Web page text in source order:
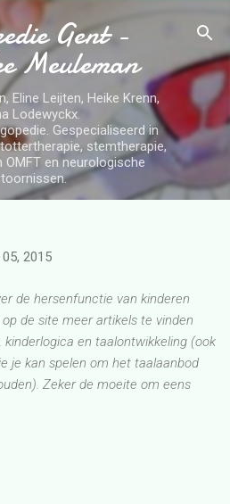
naar hoofdcontent
Gent -
Meuleman
Eline Leijten, Heike Krenn,
Lodewyckx.
Gespecialiseerd in
stemtherapie,
OMFT en neurologische
2015
de hersenfunctie van kinderen
de site meer artikels te vinden
kinderlogica en taalontwikkeling (ook
je kan spelen om het taalaanbod
Zeker de moeite om eens